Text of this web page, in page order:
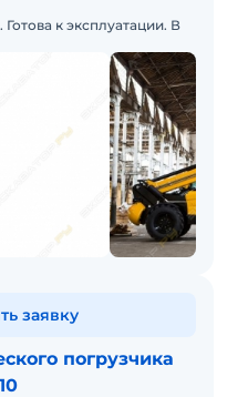
к эксплуатации. В
погрузчика
заявку